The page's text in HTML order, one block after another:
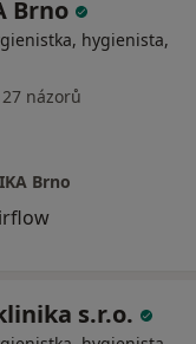
Brno
hygienista,
27 názorů
Brno
s.r.o.